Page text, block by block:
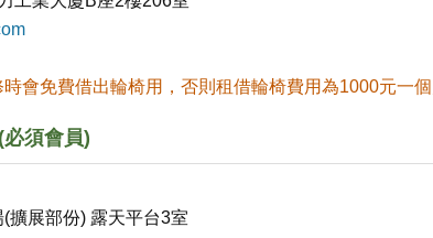
會免費借出輪椅用，否則租借輪椅費用為1000元一
(必須會員)
擴展部份) 露天平台3室